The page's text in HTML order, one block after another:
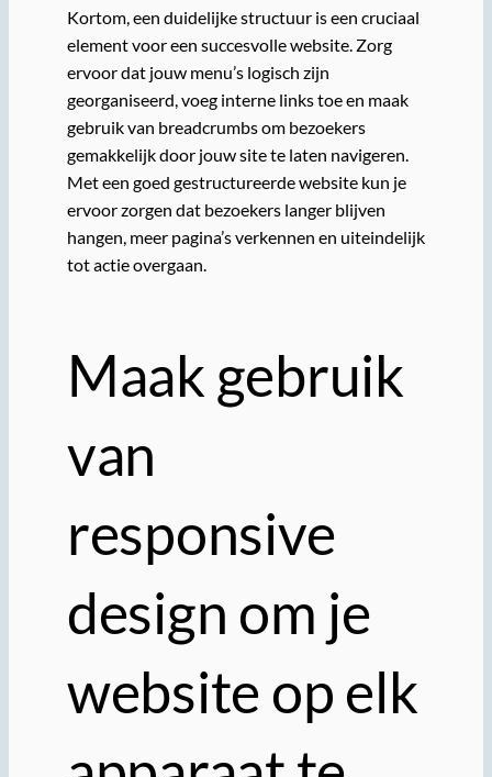
Kortom, een duidelijke structuur is een cruciaal
element voor een succesvolle website. Zorg
ervoor dat jouw menu’s logisch zijn
georganiseerd, voeg interne links toe en maak
gebruik van breadcrumbs om bezoekers
gemakkelijk door jouw site te laten navigeren.
Met een goed gestructureerde website kun je
ervoor zorgen dat bezoekers langer blijven
hangen, meer pagina’s verkennen en uiteindelijk
tot actie overgaan.
Maak gebruik
van
responsive
design om je
website op elk